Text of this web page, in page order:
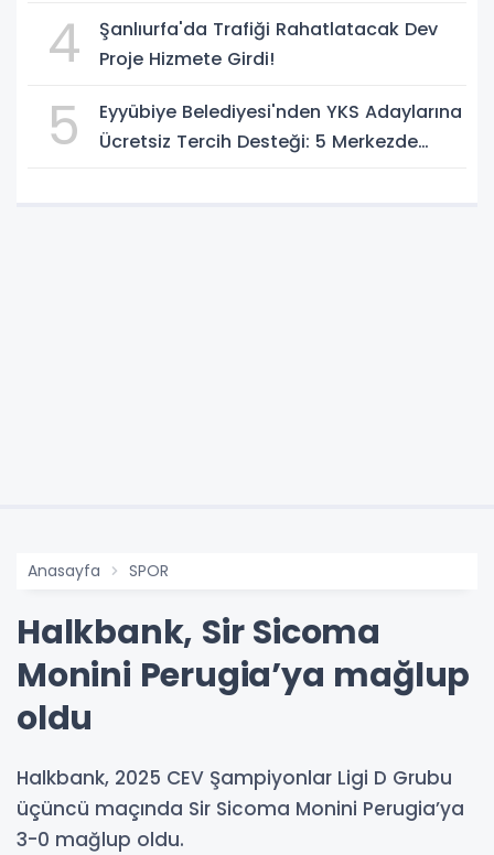
4
Şanlıurfa'da Trafiği Rahatlatacak Dev
Proje Hizmete Girdi!
5
Eyyübiye Belediyesi'nden YKS Adaylarına
Ücretsiz Tercih Desteği: 5 Merkezde
Anasayfa SPOR
Halkbank, Sir Sicoma
Monini Perugia’ya mağlup
oldu
Halkbank, 2025 CEV Şampiyonlar Ligi D Grubu
üçüncü maçında Sir Sicoma Monini Perugia’ya
3-0 mağlup oldu.